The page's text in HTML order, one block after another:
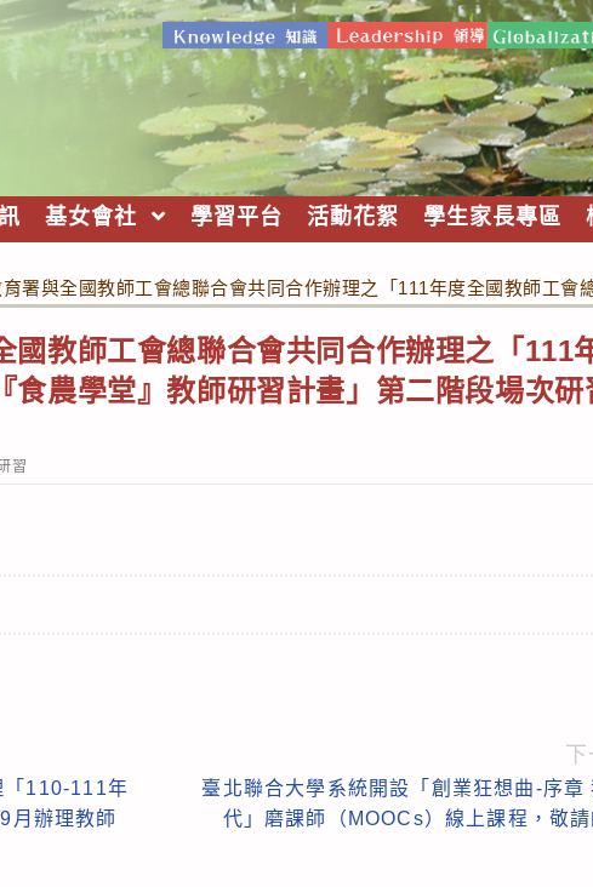
基女會社 學習平台 活動花絮 學生家長專區
署與全國教師工會總聯合會共同合作辦理之「111年度全國教師工
國教師工會總聯合會共同合作辦理之「111
食農學堂』教師研習計畫」第二階段場次研
習
「110-111年
月辦理教師
臺北聯合大學系統開設「創業狂想曲-序章
代」磨課師（MOOCs）線上課程，敬